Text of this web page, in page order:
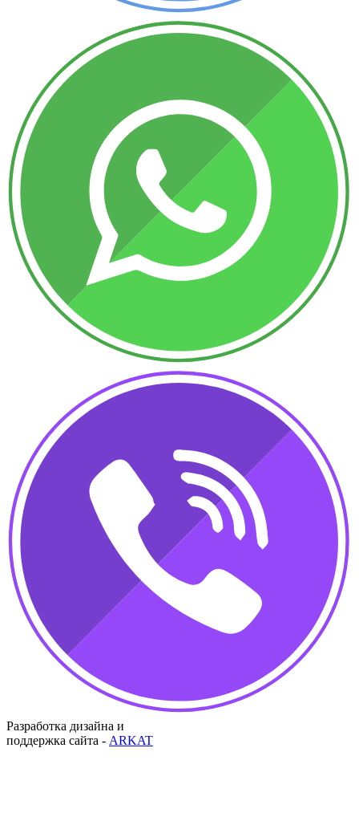
Разработка дизайна и
поддержка сайта - ARKAT